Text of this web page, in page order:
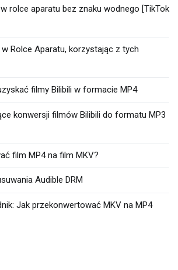
rolce aparatu bez znaku wodnego [TikTok
Rolce Aparatu, korzystając z tych
filmy Bilibili w formacie MP4
konwersji filmów Bilibili do formatu MP3
film MP4 na film MKV?
Audible DRM
Jak przekonwertować MKV na MP4